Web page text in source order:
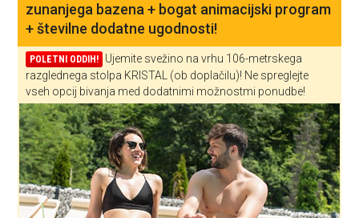
zunanjega bazena + bogat animacijski program
+ številne dodatne ugodnosti!
POLETNI ODDIH!
Ujemite svežino na vrhu 106-metrskega
razglednega stolpa KRISTAL (ob doplačilu)! Ne spreglejte
vseh opcij bivanja med dodatnimi možnostmi ponudbe!